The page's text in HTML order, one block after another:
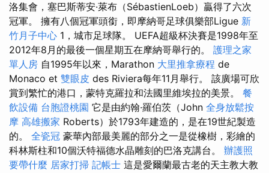
洛集會，塞巴斯蒂安·萊布（SébastienLoeb）贏得了六次
冠軍。 擁有八個冠軍頭銜，即摩納哥足球俱樂部Ligue 新
竹月子中心 1，城市足球隊。 UEFA超級杯決賽是1998年至
2012年8月的最後一個星期五在摩納哥舉行的。 護理之家
單人房 自1995年以來，Marathon 大里推拿療程 de
Monaco et 雙眼皮 des Riviera每年11月舉行。 該廣場可欣
賞到繁忙的港口，蒙特克羅拉和法國里維埃拉的美景。 餐
飲設備 台胞證桃園 它是由約翰·羅伯茨（John 全身放鬆按
摩 高雄搬家 Roberts）於1793年建造的，是在19世紀製造
的。 全瓷冠 豪華內部最美麗的部分之一是從橡樹，彩繪的
科林斯柱和10個沃特福德水晶雕刻的巴洛克講台。 辦護照
要帶什麼 居家打掃 記帳士 這是愛爾蘭最古老的天主教大教